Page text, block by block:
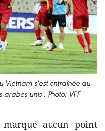
Vietnam s'est entraînée au
unis . Photo: VFF
aucun point